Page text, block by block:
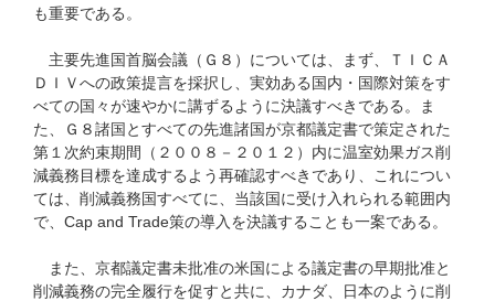
も重要である。
主要先進国首脳会議（Ｇ８）については、まず、ＴＩＣＡ
ＤＩＶへの政策提言を採択し、実効ある国内・国際対策をす
べての国々が速やかに講ずるように決議すべきである。ま
た、Ｇ８諸国とすべての先進諸国が京都議定書で策定された
第１次約束期間（２００８－２０１２）内に温室効果ガス削
減義務目標を達成するよう再確認すべきであり、これについ
ては、削減義務国すべてに、当該国に受け入れられる範囲内
で、Cap and Trade策の導入を決議することも一案である。
また、京都議定書未批准の米国による議定書の早期批准と
削減義務の完全履行を促すと共に、カナダ、日本のように削